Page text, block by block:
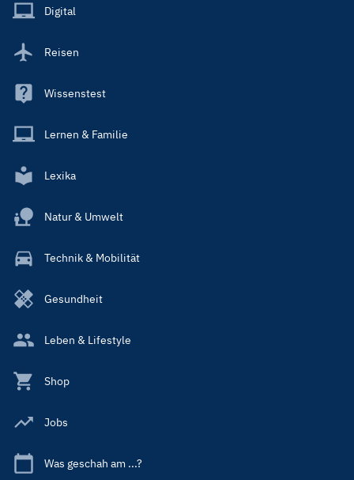
Main
Digital
Reisen
Wissenstest
Lernen & Familie
Lexika
Natur & Umwelt
Technik & Mobilität
Gesundheit
Leben & Lifestyle
Shop
Jobs
Was geschah am ...?